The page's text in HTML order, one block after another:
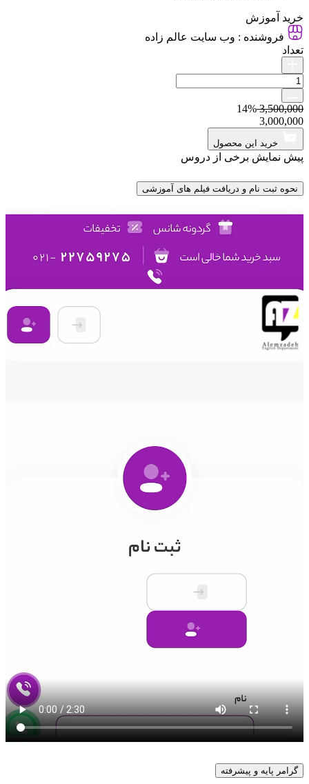
خرید آموزش
فروشنده : وب سایت عالم زاده
تعداد
3,500,000
14%
3,000,000
خرید این محصول
پیش نمایش برخی از دروس
نحوه ثبت نام و دریافت فیلم های آموزشی
گرامر پایه و پیشرفته